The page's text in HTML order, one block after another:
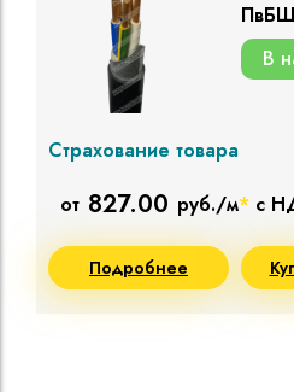
В
Страхование товара
от 827.00 руб./м* с
Подробнее